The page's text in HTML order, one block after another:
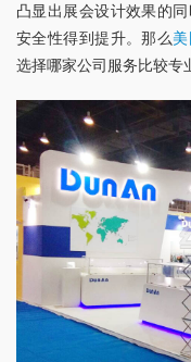
凸显出展会设计效果的
安全性得到提升。那么
选择哪家公司服务比较专